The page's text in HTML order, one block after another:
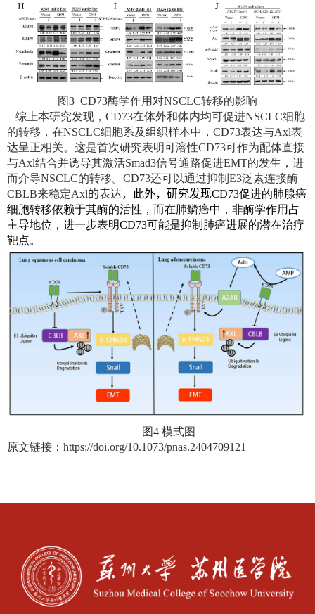
图3 CD73酶学作用对NSCLC转移的影响
综上本研究发现， CD73在体外和体内均可促进NSCLC细胞
的转移，在NSCLC细胞系及组织样本中， CD73表达与Axl表
达呈正相关。这是首次研究表明可溶性CD73可作为配体直接
与Axl结合并诱导其激活Smad3信号通路促进EMT的发生，进
而介导NSCLC的转移。 CD73还可以通过抑制 E3泛素连接酶
CBLB来稳定Axl的表达， 此外，研究发现CD73促进的肺腺癌
细胞转移依赖于其酶的活性，而在肺鳞癌中，非酶学作用占
主导地位，进一步表明CD73可能是抑制肺癌进展的潜在治疗
靶点。
图4 模式图
原文链接： https://doi.org/10.1073/pnas.2404709121